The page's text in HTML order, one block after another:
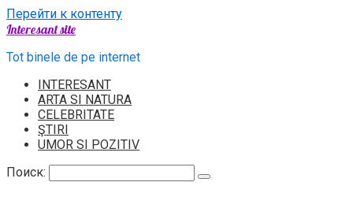
Перейти к контенту
Interesant site
Tot binele de pe internet
INTERESANT
ARTA SI NATURA
CELEBRITATE
ŞTIRI
UMOR SI POZITIV
Поиск: